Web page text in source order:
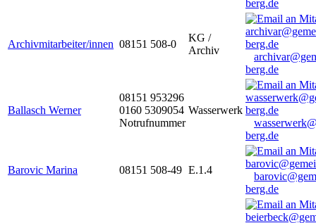
berg.de
Archivmitarbeiter/innen 08151 508-0
KG /
Archiv
berg.de
Ballasch Werner
08151 953296
0160 5309054
Notrufnummer
Wasserwerk
berg.de
Barovic Marina 08151 508-49 E.1.4
berg.de